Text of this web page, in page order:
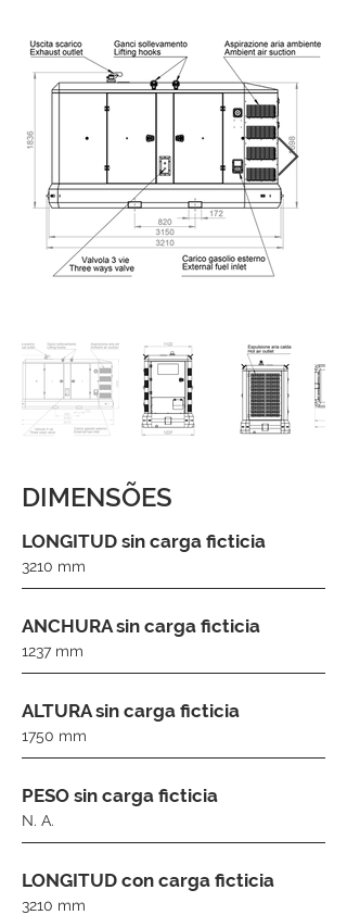
DIMENSÕES
LONGITUD sin carga ficticia
3210 mm
ANCHURA sin carga ficticia
1237 mm
ALTURA sin carga ficticia
1750 mm
PESO sin carga ficticia
N. A.
LONGITUD con carga ficticia
3210 mm